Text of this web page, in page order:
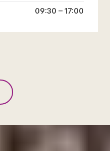
09:30 – 17:00